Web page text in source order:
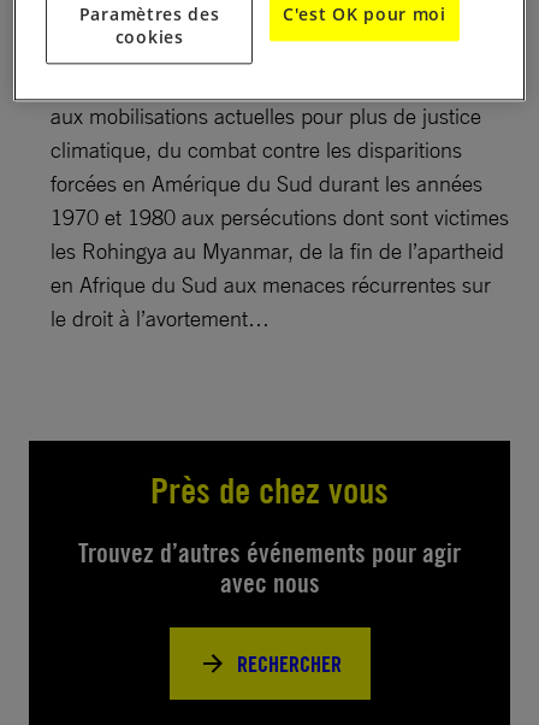
pour les droits humains et témoigne de la pluralité
des combats menés par Amnesty International :
aux mobilisations actuelles pour plus de justice
climatique, du combat contre les disparitions
forcées en Amérique du Sud durant les années
1970 et 1980 aux persécutions dont sont victimes
les Rohingya au Myanmar, de la fin de l’apartheid
en Afrique du Sud aux menaces récurrentes sur
le droit à l’avortement…
Près de chez vous
Trouvez d’autres événements pour agir
avec nous
RECHERCHER
Paramètres des
cookies
C'est OK pour moi